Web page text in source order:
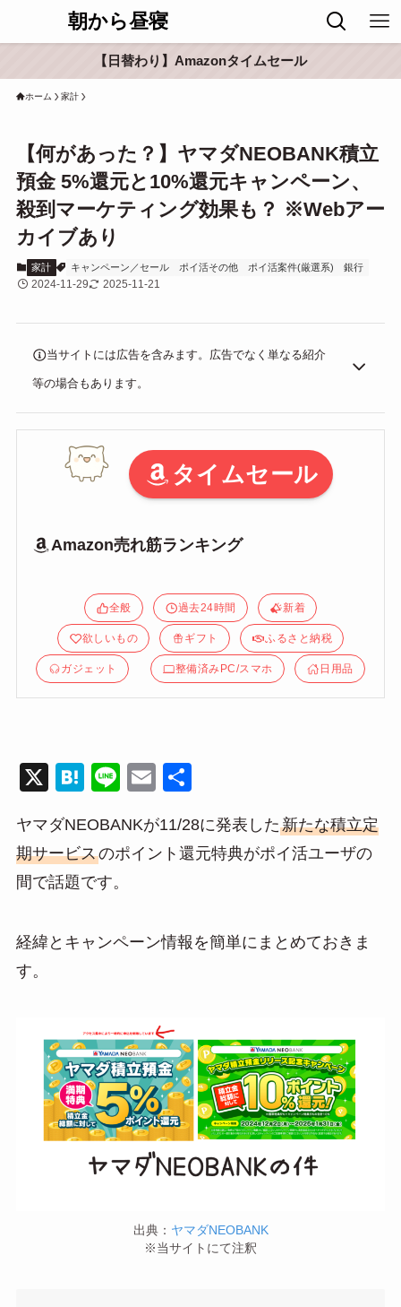
朝から昼寝
【日替わり】Amazonタイムセール
ホーム 家計
【何があった？】ヤマダNEOBANK積立
預金 5%還元と10%還元キャンペーン、
殺到マーケティング効果も？ ※Webアー
カイブあり
家計 キャンペーン／セール ポイ活その他 ポイ活案件(厳選系) 銀行
2024-11-29 2025-11-21
当サイトには広告を含みます。広告でなく単なる紹介
等の場合もあります。
タイムセール
Amazon売れ筋ランキング
全般 過去24時間 新着
欲しいもの ギフト ふるさと納税
ガジェット 整備済みPC/スマホ 日用品
X
H
e
n
a
Li
e
E
ail
ヤマダNEOBANKが11/28に発表した新たな積立定
期サービスのポイント還元特典がポイ活ユーザの
間で話題です。
経緯とキャンペーン情報を簡単にまとめておきま
す。
出典： ヤマダNEOBANK
※当サイトにて注釈